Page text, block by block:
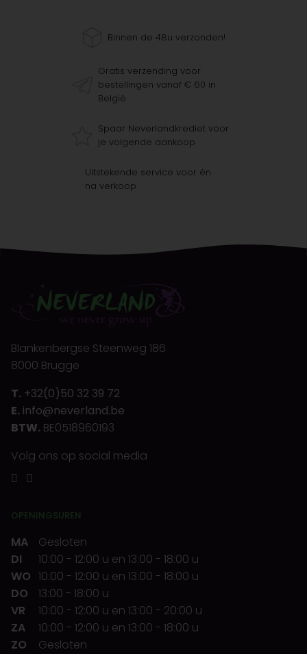
Binnen de 48u verzonden!
Gratis verzending voor
bestellingen vanaf € 60 in
België
Spaar Neverlandkrediet voor
je volgende aankoop
Uitstekende service voor én
na verkoop
Blankenbergse Steenweg 186
8000 Brugge
T. +32(0)50 32 39 72
E. info@neverland.be
BTW. BE0518960193
Volg ons op social media
OPENINGSUREN
MA
Gesloten
DI
10:00 - 12:00 u en 13:00 - 18:00 u
WO 10:00 - 12:00 u en 13:00 - 18:00 u
DO
13:00 - 18:00 u
VR
10:00 - 12:00 u en 13:00 - 20:00 u
ZA
10:00 - 12:00 u en 13:00 - 18:00 u
ZO
Gesloten